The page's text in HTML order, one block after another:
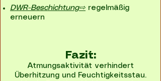
DWR-Beschichtung⇨ regelmäßig
erneuern
Fazit:
Atmungsaktivität verhindert
Überhitzung und Feuchtigkeitsstau.